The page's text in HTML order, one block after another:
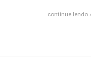
continue lendo